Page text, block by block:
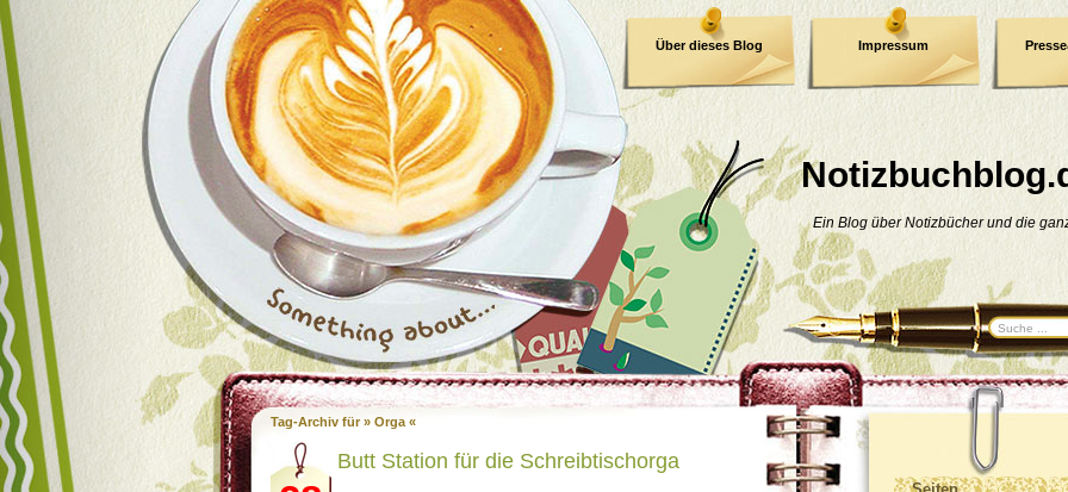
Ein Blog über Notizbücher und die
Über dieses Blog Impressum
Datenschutzerklärung
Tag-Archiv für » Orga «
Butt Station für die Schreibtischorga